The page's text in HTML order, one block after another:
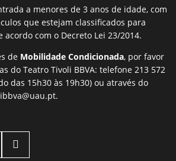
a menores de 3 anos de idade, com
que estejam classificados para
acordo com o Decreto Lei 23/2014.
de Mobilidade Condicionada, por favor
do Teatro Tivoli BBVA: telefone 213 572
das 15h30 às 19h30) ou através do
.
